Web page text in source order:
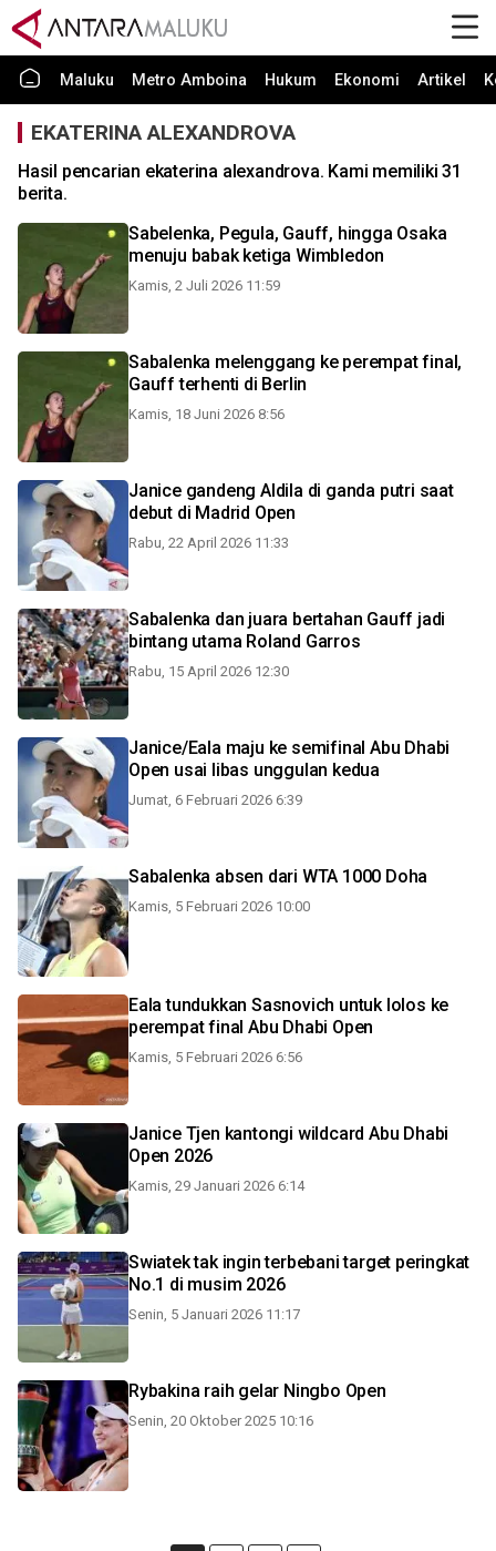
Maluku Metro Amboina Hukum Ekonomi Artikel
EKATERINA ALEXANDROVA
Hasil pencarian ekaterina alexandrova. Kami memiliki 31
berita.
Sabelenka, Pegula, Gauff, hingga Osaka
menuju babak ketiga Wimbledon
Kamis, 2 Juli 2026 11:59
Sabalenka melenggang ke perempat final,
Gauff terhenti di Berlin
Kamis, 18 Juni 2026 8:56
Janice gandeng Aldila di ganda putri saat
debut di Madrid Open
Rabu, 22 April 2026 11:33
Sabalenka dan juara bertahan Gauff jadi
bintang utama Roland Garros
Rabu, 15 April 2026 12:30
Janice/Eala maju ke semifinal Abu Dhabi
Open usai libas unggulan kedua
Jumat, 6 Februari 2026 6:39
Sabalenka absen dari WTA 1000 Doha
Kamis, 5 Februari 2026 10:00
Eala tundukkan Sasnovich untuk lolos ke
perempat final Abu Dhabi Open
Kamis, 5 Februari 2026 6:56
Janice Tjen kantongi wildcard Abu Dhabi
Open 2026
Kamis, 29 Januari 2026 6:14
Swiatek tak ingin terbebani target peringkat
No.1 di musim 2026
Senin, 5 Januari 2026 11:17
Rybakina raih gelar Ningbo Open
Senin, 20 Oktober 2025 10:16